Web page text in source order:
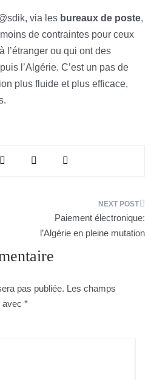
via les bureaux de poste,
de contraintes pour ceux
l’étranger ou qui ont des
l’Algérie. C’est un pas de
plus fluide et plus efficace,
Paiement électronique:
l’Algérie en pleine mutation
pas publiée. Les champs
avec *